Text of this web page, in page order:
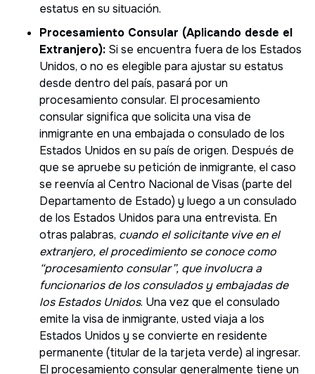
estatus en su situación.
Procesamiento Consular (Aplicando desde el
Extranjero): Si se encuentra fuera de los Estados
Unidos, o no es elegible para ajustar su estatus
desde dentro del país, pasará por un
procesamiento consular. El procesamiento
consular significa que solicita una visa de
inmigrante en una embajada o consulado de los
Estados Unidos en su país de origen. Después de
que se apruebe su petición de inmigrante, el caso
se reenvía al Centro Nacional de Visas (parte del
Departamento de Estado) y luego a un consulado
de los Estados Unidos para una entrevista. En
otras palabras, cuando el solicitante vive en el
extranjero, el procedimiento se conoce como
“procesamiento consular”, que involucra a
funcionarios de los consulados y embajadas de
los Estados Unidos. Una vez que el consulado
emite la visa de inmigrante, usted viaja a los
Estados Unidos y se convierte en residente
permanente (titular de la tarjeta verde) al ingresar.
El procesamiento consular generalmente tiene un